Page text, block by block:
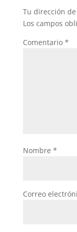
Tu dirección
Los campos
Comentario *
Nombre *
Correo